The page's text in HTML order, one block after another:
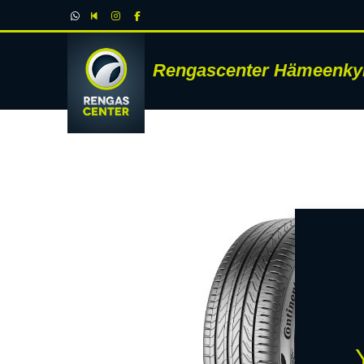
Rengascenter